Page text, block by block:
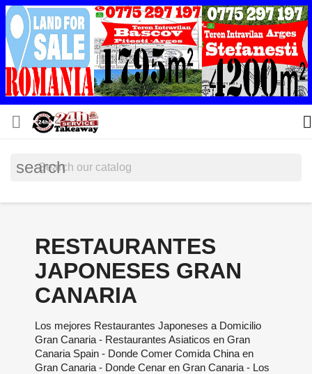
 
search
RESTAURANTES
JAPONESES GRAN
CANARIA
Los mejores Restaurantes Japoneses a Domicilio
Gran Canaria - Restaurantes Asiaticos en Gran
Canaria Spain - Donde Comer Comida China en
Gran Canaria - Donde Cenar en Gran Canaria - Los